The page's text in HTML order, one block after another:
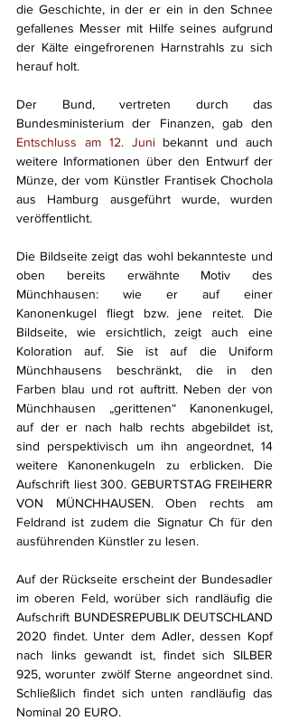
die Geschichte, in der er ein in den Schnee
gefallenes Messer mit Hilfe seines aufgrund
der Kälte eingefrorenen Harnstrahls zu sich
herauf holt.
Der Bund, vertreten durch das
Entschluss am 12. Juni bekannt und auch
weitere Informationen über den Entwurf der
Münze, der vom Künstler Frantisek Chochola
aus Hamburg ausgeführt wurde, wurden
veröffentlicht.
Die Bildseite zeigt das wohl bekannteste und
oben bereits erwähnte Motiv des
Münchhausen: wie er auf einer
Kanonenkugel fliegt bzw. jene reitet. Die
Bildseite, wie ersichtlich, zeigt auch eine
Koloration auf. Sie ist auf die Uniform
Münchhausens beschränkt, die in den
Farben blau und rot auftritt. Neben der von
Münchhausen „gerittenen“ Kanonenkugel,
auf der er nach halb rechts abgebildet ist,
sind perspektivisch um ihn angeordnet, 14
weitere Kanonenkugeln zu erblicken. Die
Aufschrift liest 300. GEBURTSTAG FREIHERR
VON MÜNCHHAUSEN. Oben rechts am
Feldrand ist zudem die Signatur Ch für den
ausführenden Künstler zu lesen.
Auf der Rückseite erscheint der Bundesadler
im oberen Feld, worüber sich randläufig die
Aufschrift BUNDESREPUBLIK DEUTSCHLAND
2020 findet. Unter dem Adler, dessen Kopf
nach links gewandt ist, findet sich SILBER
925, worunter zwölf Sterne angeordnet sind.
Schließlich findet sich unten randläufig das
Nominal 20 EURO.